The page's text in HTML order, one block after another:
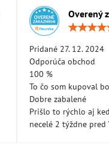
Overený
Pridané 27. 12. 2024
Odporúča obchod
100 %
To čo som kupoval
Dobre zabalené
Prišlo to rýchlo aj
necelé 2 týždne pred